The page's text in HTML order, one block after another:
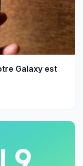
Galaxy est